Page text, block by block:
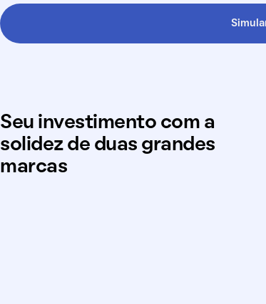
Seu investimento com a
solidez de duas grandes
marcas